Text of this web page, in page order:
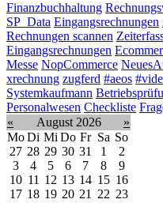
Finanzbuchhaltung
SP_Data Eingangsrechnungen
Rechnungen scannen
Eingangsrechnungen
Messe NopCommerce
xrechnung zugferd #aeos
Systemkaufmann
Personalwesen Checkliste
«
August 2026
»
Mo Di MiDo Fr Sa So
27 28 29 30 31 1
2
3
4 5 6 7 8
9
10 11 12 13 14 15 16
17 18 19 20 21 22 23